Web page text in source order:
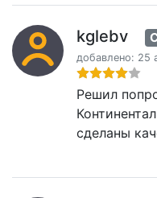
kglebv
добавлено: 25
Решил
сделаны